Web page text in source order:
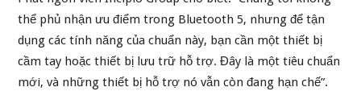
thể phủ nhận ưu điểm trong Bluetooth 5, nhưng để tận
dụng các tính năng của chuẩn này, bạn cần một thiết bị
cầm tay hoặc thiết bị lưu trữ hỗ trợ. Đây là một tiêu chuẩn
mới, và những thiết bị hỗ trợ nó vẫn còn đang hạn chế”.